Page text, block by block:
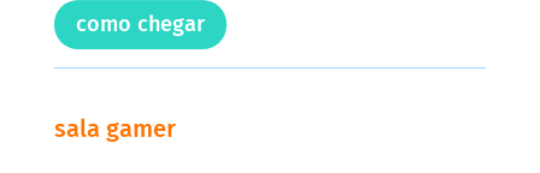
como chegar
sala gamer